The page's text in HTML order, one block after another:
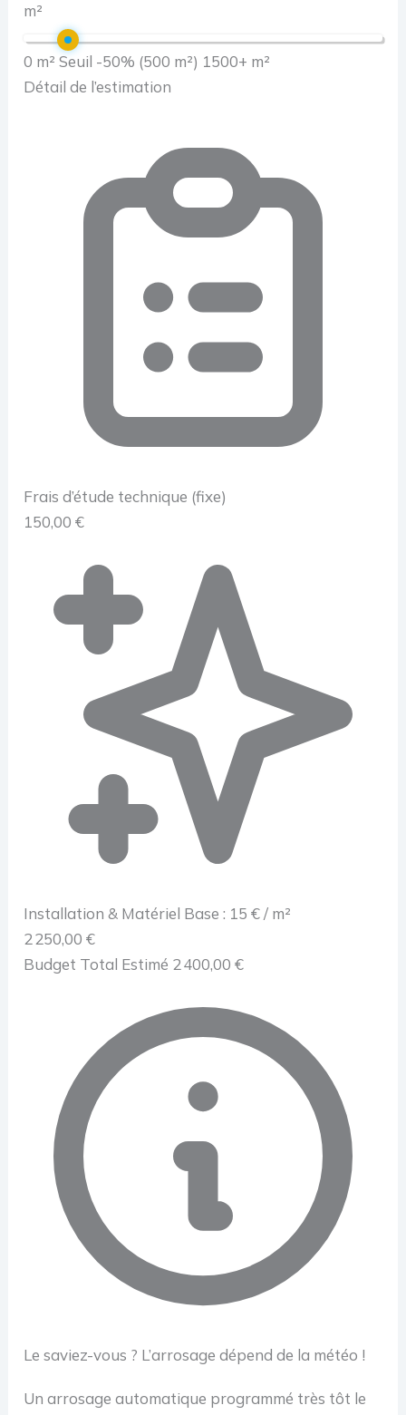
m²
0 m² Seuil -50% (500 m²) 1500+ m²
Détail de l’estimation
Frais d’étude technique (fixe)
150,00 €
Installation & Matériel Base : 15 € / m²
2 250,00 €
Budget Total Estimé 2 400,00 €
Le saviez-vous ? L’arrosage dépend de la météo !
Un arrosage automatique programmé très tôt le